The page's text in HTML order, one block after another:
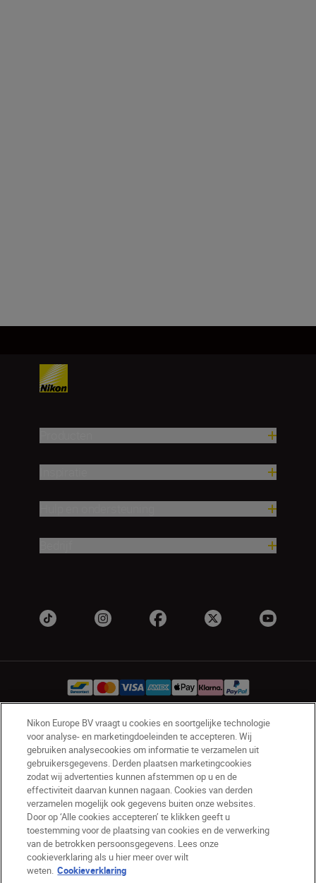
BE(nl) Nikon Sites
Contact opnemen
Privacyverklaring
Gebruiksvoorwaarden
Nikon Store - Algemene voorwaarden
Cookieverklaring
Toegankelijkheid
Cookie-instellingen
© 2026 Nikon
Nikon Europe BV vraagt u cookies en soortgelijke technologie
voor analyse- en marketingdoeleinden te accepteren. Wij
gebruiken analysecookies om informatie te verzamelen uit
gebruikersgegevens. Derden plaatsen marketingcookies
zodat wij advertenties kunnen afstemmen op u en de
effectiviteit daarvan kunnen nagaan. Cookies van derden
verzamelen mogelijk ook gegevens buiten onze websites.
Door op ‘Alle cookies accepteren’ te klikken geeft u
toestemming voor de plaatsing van cookies en de verwerking
van de betrokken persoonsgegevens. Lees onze
cookieverklaring als u hier meer over wilt
weten. Cookieverklaring